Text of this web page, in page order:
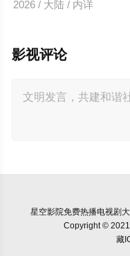
2026 / 大陆 / 内详
影视评论
星空影院免费热播电视剧
Copyright ©
藏